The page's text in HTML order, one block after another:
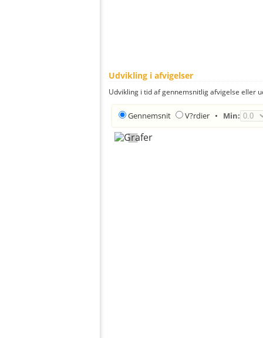
Udvikling i afvigelser
Udvikling i tid af gennemsnitlig afvigelse eller
Gennemsnit V?rdier • Min: